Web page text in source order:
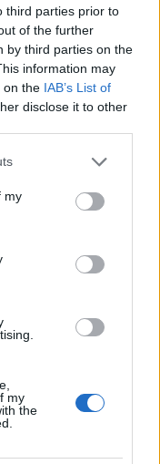
third parties prior to
of the further
by third parties on the
information may
on the IAB’s List of
disclose it to other
or more Google
You may click to
third-party tags to
in below Google
my
my
the